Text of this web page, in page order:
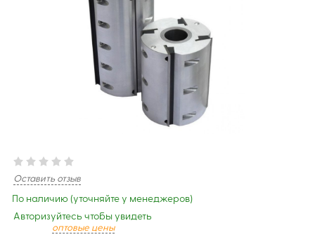
Оставить отзыв
По наличию (уточняйте у менеджеров)
Авторизуйтесь чтобы увидеть
оптовые цены